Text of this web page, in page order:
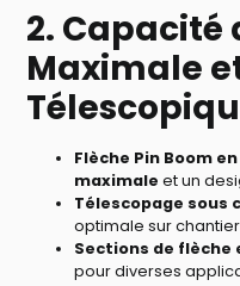
2. Capacité
Maximale
Flèche Pin Boom
maximale et un
Télescopage sous
optimale sur
Sections de
pour diverses